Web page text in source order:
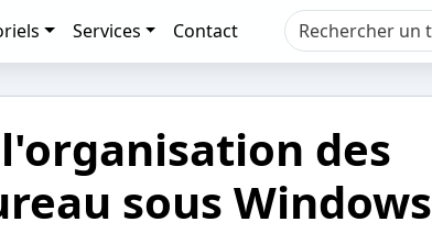
Services Contact
des
sous Windows